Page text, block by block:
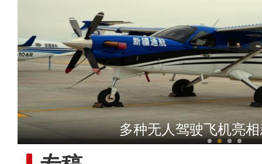
“阿克苏是个好地方·四季
多种无人驾驶飞机亮